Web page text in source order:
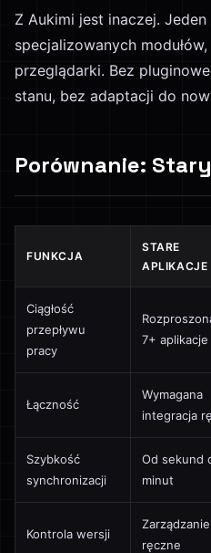
Z Aukimi jest inaczej. Jeden
specjalizowanych
przeglądarki. Bez
stanu, bez adaptacji do
Porównanie:
FUNKCJA
STARE
APLIKACJE
Ciągłość
przepływu
pracy
7+ aplikacje
Łączność
Wymagana
integracja
Szybkość
synchronizacji
Od sekund
minut
Kontrola wersji
Zarządzanie
ręczne